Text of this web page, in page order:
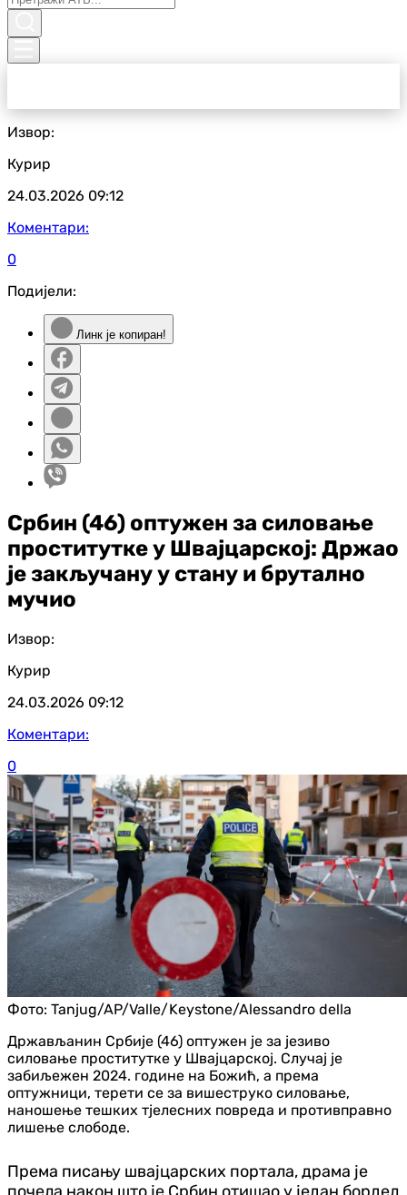
Извор:
Курир
24.03.2026 09:12
Коментари:
0
Подијели:
Линк је копиран!
Србин (46) оптужен за силовање
проститутке у Швајцарској: Држао
је закључану у стану и брутално
мучио
Извор:
Курир
24.03.2026 09:12
Коментари:
0
Фото: Tanjug/AP/Valle/Keystone/Alessandro della
Држављанин Србије (46) оптужен је за језиво
силовање проститутке у Швајцарској. Случај је
забиљежен 2024. године на Божић, а према
оптужници, терети се за вишеструко силовање,
наношење тешких тјелесних повреда и противправно
лишење слободе.
Према писању швајцарских портала, драма је